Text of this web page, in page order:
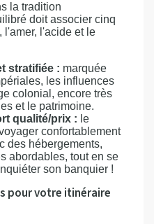
la tradition
doit associer cinq
l'amer, l'acide et le
stratifiée : marquée
les influences
colonial, encore très
et le patrimoine.
qualité/prix : le
confortablement
des hébergements,
abordables, tout en se
son banquier !
pour votre itinéraire